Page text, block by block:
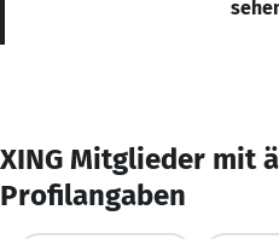
XING Mitglieder mit
Profilangaben